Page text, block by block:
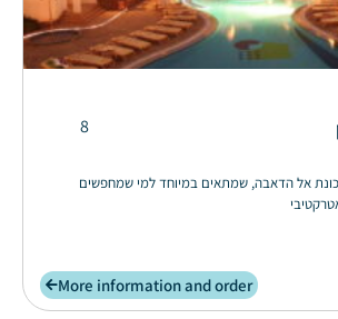
8
שכונת אל הדאבה, שמתאים במיוחד למי שמחפשים
More information and order